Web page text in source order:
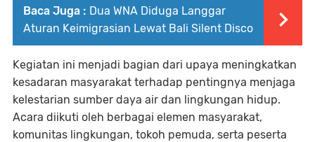
Baca Juga : Dua WNA Diduga Langgar
Aturan Keimigrasian Lewat Bali Silent Disco
Kegiatan ini menjadi bagian dari upaya meningkatkan
kesadaran masyarakat terhadap pentingnya menjaga
kelestarian sumber daya air dan lingkungan hidup.
Acara diikuti oleh berbagai elemen masyarakat,
komunitas lingkungan, tokoh pemuda, serta peserta